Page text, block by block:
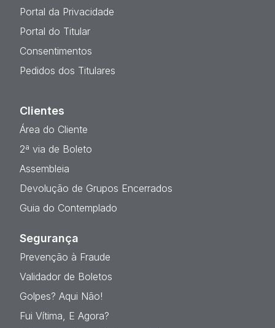
Portal da Privacidade
Portal do Titular
Consentimentos
Pedidos dos Titulares
Clientes
Área do Cliente
2ª via de Boleto
Assembleia
Devolução de Grupos Encerrados
Guia do Contemplado
Segurança
Prevenção à Fraude
Validador de Boletos
Golpes? Aqui Não!
Fui Vítima, E Agora?